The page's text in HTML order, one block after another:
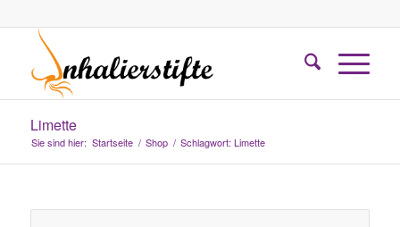
Limette
Sie sind hier: Startseite / Shop / Schlagwort: Limette